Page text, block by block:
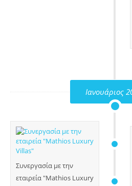
Ιανουάριος
Συνεργασία με την
εταιρεία "Mathios Luxury